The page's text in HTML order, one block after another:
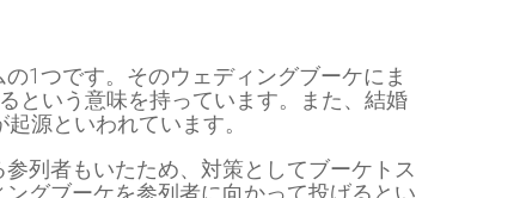
1つです。そのウェディングブーケにま
という意味を持っています。また、結婚
源といわれています。
列者もいたため、対策としてブーケトス
グブーケを参列者に向かって投げるとい